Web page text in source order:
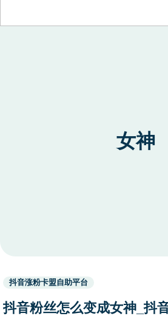
女神
Used
before
category
names.
抖音涨粉卡盟自助平台
抖音粉丝怎么变成女神_抖